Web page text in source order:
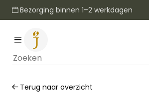
Bezorging binnen 1–2 werkdagen
Terug naar overzicht